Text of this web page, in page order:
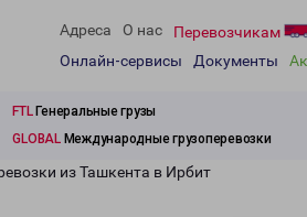
Адреса О нас Перевозчикам
Онлайн-сервисы
Документы
FTLГенеральные грузы
GLOBALМеждународные грузоперевозки
из Ташкента в Ирбит